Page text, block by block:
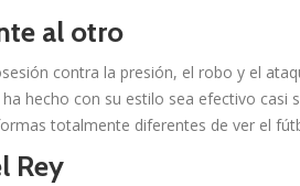
al otro
contra la presión, el robo y el
hecho con su estilo sea efectivo casi
totalmente diferentes de ver el
Rey